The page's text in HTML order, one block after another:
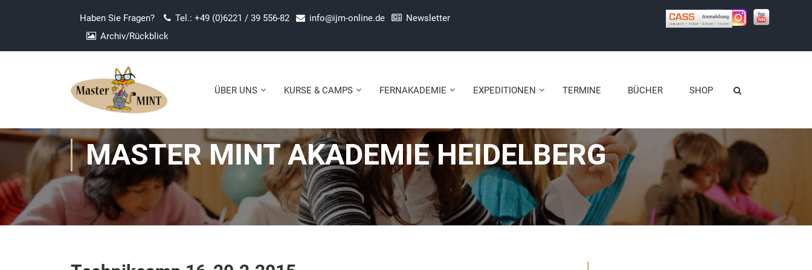
Haben Sie Fragen? Tel.: +49 (0)6221 / 39 556-82 info@ijm-online.de
Newsletter
Archiv/Rückblick
ÜBER UNS KURSE & CAMPS FERNAKADEMIE EXPEDITIONEN TERMINE BÜCHER SHOP
MASTER MINT AKADEMIE HEIDELBERG